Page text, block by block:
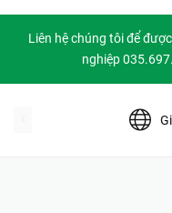
Liên hệ chúng tôi để
nghiệp